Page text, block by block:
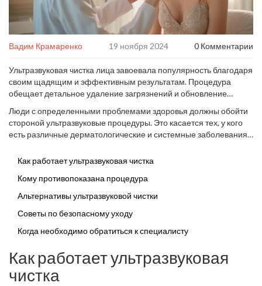
Вадим Крамаренко 19 ноября 2024 0 Комментарии
Ультразвуковая чистка лица завоевала популярность благодаря
своим щадящим и эффективным результатам. Процедура
обещает детальное удаление загрязнений и обновление
менее, не все могут без опаски отправляться на такую чистку.
Важно учитывать индивидуальные особенности вашего
здоровья и состояния кожи.
Люди с определенными проблемами здоровья должны обойти
стороной ультразвуковые процедуры. Это касается тех, у кого
есть различные дерматологические и системные заболевания.
внимательными и какие альтернативы стоит рассмотреть.
Как работает ультразвуковая чистка
Кому противопоказана процедура
Альтернативы ультразвуковой чистки
Советы по безопасному уходу
Когда необходимо обратиться к специалисту
Как работает ультразвуковая
чистка